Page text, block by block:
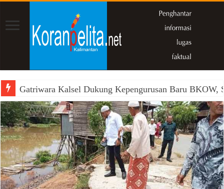
Gatriwara Kalsel Dukung Kepengurusan Baru BKOW,